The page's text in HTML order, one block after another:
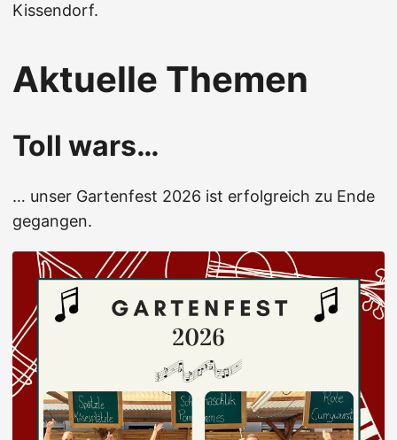
Kissendorf.
Aktuelle Themen
Toll wars…
… unser Gartenfest 2026 ist erfolgreich zu Ende
gegangen.